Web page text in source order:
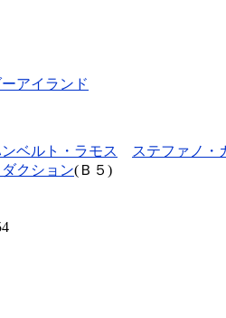
アイランド
ベルト・ラモス
ステファノ・
クション(Ｂ５)